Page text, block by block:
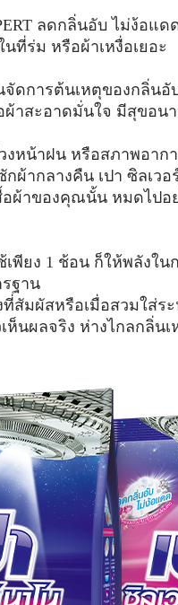
ลดกลิ่นอับ ไม่ง้อแด
ที่ร่ม หรือผ้าเหงื่อเยอะ
ดการต้นเหตุของกลิ่นอั
ผ้าสะอาดมั่นใจ มีสุขอน
งหน้าฝน หรือสภาพอา
ากลางคืน เปา ซิลเวอ
อผ้าของคุณนั้น หมดไปอ
เพียง 1 ช้อน ก็ให้พลังใน
ฐาน
สัมผัสหรือเมื่อสวมใส่ระ
นผลจริง ห่างไกลกลิ่น